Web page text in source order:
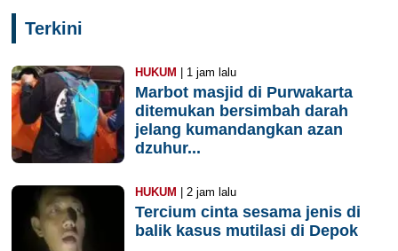
Terkini
HUKUM | 1 jam lalu
Marbot masjid di Purwakarta
ditemukan bersimbah darah
jelang kumandangkan azan
dzuhur...
HUKUM | 2 jam lalu
Tercium cinta sesama jenis di
balik kasus mutilasi di Depok